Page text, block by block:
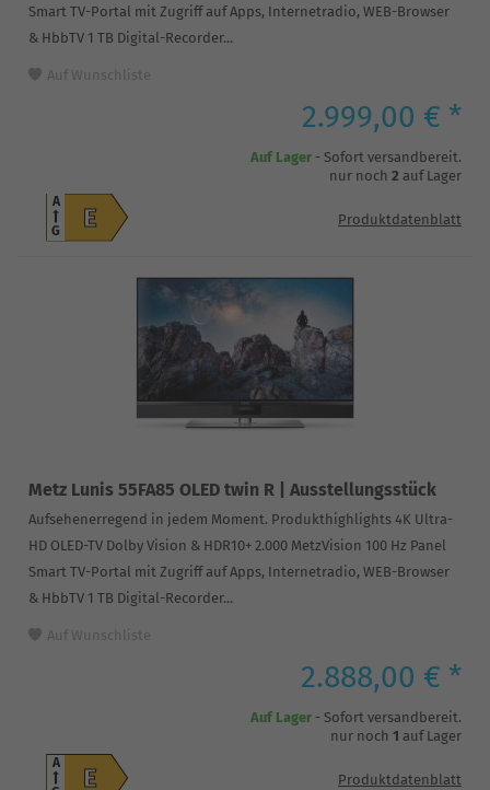
Smart TV-Portal mit Zugriff auf Apps, Internetradio, WEB-Browser
& HbbTV 1 TB Digital-Recorder...
Auf Wunschliste
2.999,00 € *
Auf Lager - Sofort versandbereit.
nur noch 2 auf Lager
E
A
G
Produktdatenblatt
Metz Lunis 55FA85 OLED twin R | Ausstellungsstück
Aufsehenerregend in jedem Moment. Produkthighlights 4K Ultra-
HD OLED-TV Dolby Vision & HDR10+ 2.000 MetzVision 100 Hz Panel
Smart TV-Portal mit Zugriff auf Apps, Internetradio, WEB-Browser
& HbbTV 1 TB Digital-Recorder...
Auf Wunschliste
2.888,00 € *
Auf Lager - Sofort versandbereit.
nur noch 1 auf Lager
E
A
Produktdatenblatt